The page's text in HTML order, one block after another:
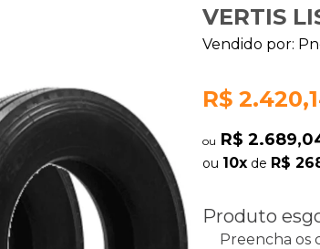
VERTIS
Vendido por:
R$
ou R$
ou 10x de R$
Produto
Preencha os